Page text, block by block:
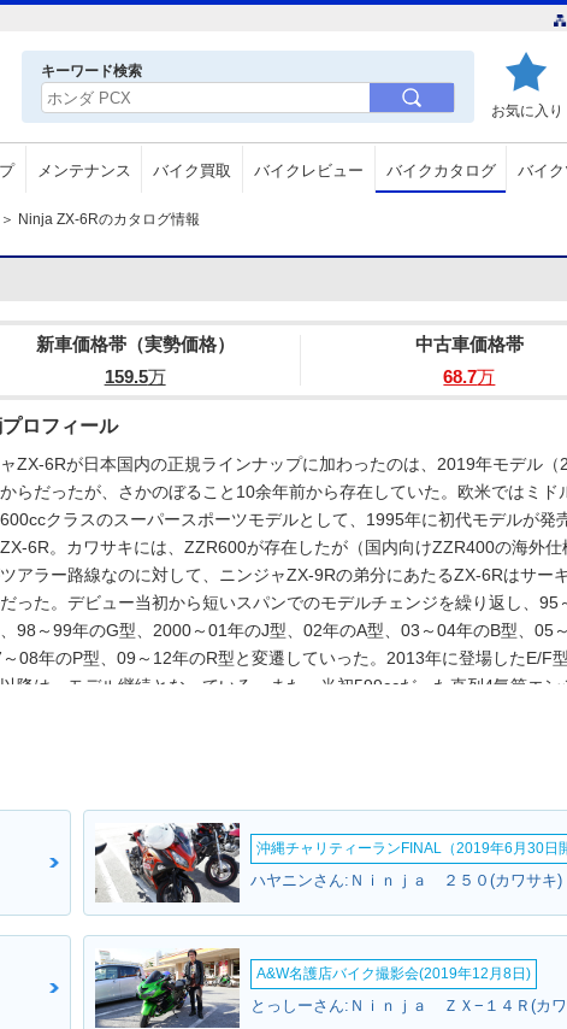
キーワード検索
お気に入り
メンテナンス バイク買取 バイクレビュー バイクカタログ バイ
＞ Ninja ZX-6Rのカタログ情報
新車価格帯（実勢価格）
159.5万
中古車価格帯
68.7万
ロフィール
ZX-6Rが日本国内の正規ラインナップに加わったのは、2019年モデル（
らだったが、さかのぼること10余年前から存在していた。欧米ではミド
クラスのスーパースポーツモデルとして、1995年に初代モデルが発
6R。カワサキには、ZZR600が存在したが（国内向けZZR400の海外仕
アラー路線なのに対して、ニンジャZX-9Rの弟分にあたるZX-6Rはサー
った。デビュー当初から短いスパンでのモデルチェンジを繰り返し、95
98～99年のG型、2000～01年のJ型、02年のA型、03～04年のB型、05
08年のP型、09～12年のR型と変遷していった。2013年に登場したE/F
降は、モデル継続となっている。また、当初599ccだった直列4気筒エン
年には再度636ccに拡大されている。なお、ニンジャZX-6Rは一貫して海外
、カワサキの海外向けモデルを輸入販売するブライトコーポレーションに
ていいたが、2016年を以て休止された。しかしながら、カワサキのUSサイ
モデルの存在が確認できた。2018年10月には、フルモデルチェンジした新
型（GがABS搭載）が2019年モデルとして発売された。このとき、ZX-
様が設定されることが予告され、2018年12月から販売された。日本仕様
スタイリングを一新。2020年前後からの「ニンジャ共通顔」を脱した新
J型が国内市場に導入された。メーターはフルカラーの全面液晶タイプに
沖縄チャリティーランFINAL（2019年6月30日
ハヤニンさん:Ｎｉｎｊａ ２５０(カワサキ)
A&W名護店バイク撮影会(2019年12月8日)
とっしーさん:Ｎｉｎｊａ ＺＸ−１４Ｒ(カ